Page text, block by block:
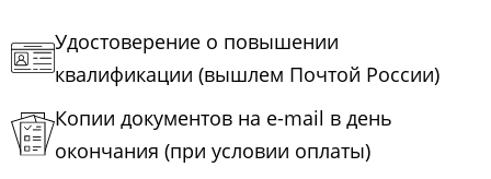
Удостоверение о повышении
квалификации (вышлем Почтой России)
Копии документов на e-mail в день
окончания (при условии оплаты)